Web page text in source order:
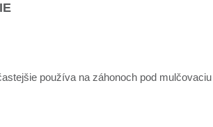
používa na záhonoch pod